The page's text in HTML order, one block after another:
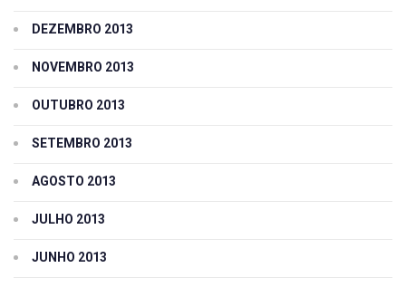
DEZEMBRO 2013
NOVEMBRO 2013
OUTUBRO 2013
SETEMBRO 2013
AGOSTO 2013
JULHO 2013
JUNHO 2013